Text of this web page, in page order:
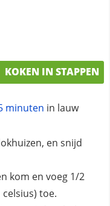
KOKEN IN STAPPEN
minuten in lauw
en snijd
kom en voeg 1/2
toe.